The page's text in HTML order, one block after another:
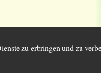
zu erbringen und zu